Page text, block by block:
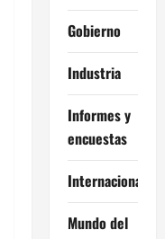
Gobierno
Industria
Informes y
encuestas
Internacional
Mundo del